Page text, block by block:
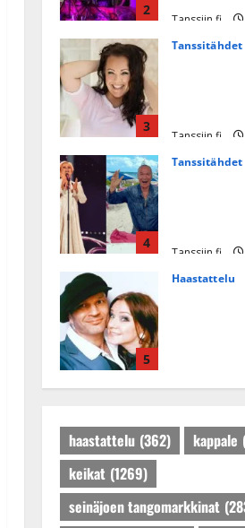
2
Tanssiin.fi
3
Tanssitähdet
Tanssiin.fi
4
Tanssitähdet
Tanssiin.fi
5
Haastattelu
Tanssiin.fi
haastattelu (362) kappale
keikat (1269)
seinäjoen tangomarkkinat